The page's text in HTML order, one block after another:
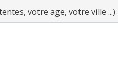
votre age, votre ville ...)